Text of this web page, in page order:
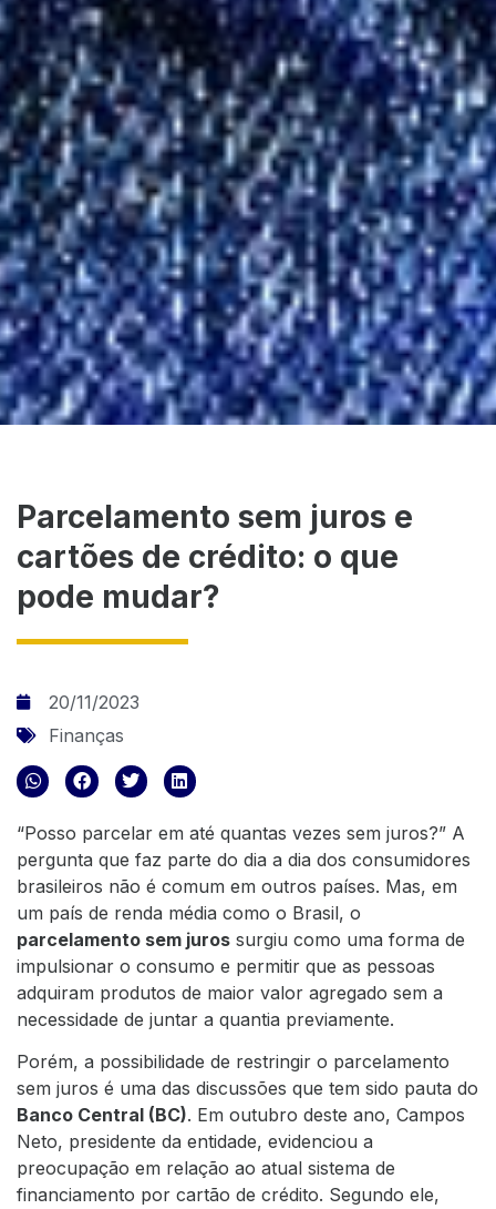
Parcelamento sem juros e
cartões de crédito: o que
pode mudar?
20/11/2023
Finanças
“Posso parcelar em até quantas vezes sem juros?” A
pergunta que faz parte do dia a dia dos consumidores
brasileiros não é comum em outros países. Mas, em
um país de renda média como o Brasil, o
parcelamento sem juros surgiu como uma forma de
impulsionar o consumo e permitir que as pessoas
adquiram produtos de maior valor agregado sem a
necessidade de juntar a quantia previamente.
Porém, a possibilidade de restringir o parcelamento
sem juros é uma das discussões que tem sido pauta do
Banco Central (BC). Em outubro deste ano, Campos
Neto, presidente da entidade, evidenciou a
preocupação em relação ao atual sistema de
financiamento por cartão de crédito. Segundo ele,